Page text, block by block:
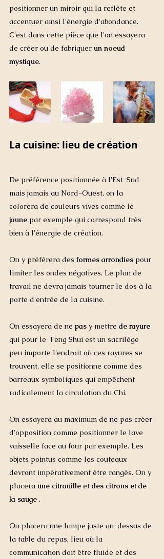
positionner un miroir qui la reflète et
accentuer ainsi l'énergie d'abondance.
C'est dans cette pièce que l'on essayera
de créer ou de fabriquer un noeud
mystique.
La cuisine: lieu de création
De préférence positionnée à l'Est-Sud
mais jamais au Nord-Ouest, on la
colorera de couleurs vives comme le
jaune par exemple qui correspond très
bien à l'énergie de création.
On y préférera des formes arrondies pour
limiter les ondes négatives. Le plan de
travail ne devra jamais tourner le dos à la
porte d'entrée de la cuisine.
On essayera de ne pas y mettre de rayure
qui pour le  Feng Shui est un sacrilège
peu importe l'endroit où ces rayures se
trouvent, elle se positionne comme des
barreaux symboliques qui empêchent
radicalement la circulation du Chi.
On essayera au maximum de ne pas créer
d'opposition comme positionner le lave
vaisselle face au four par exemple. Les
objets pointus comme les couteaux
devront impérativement être rangés. On y
placera une citrouille et des citrons et de
la sauge .
On placera une lampe juste au-dessus de
la table du repas, lieu où la
communication doit être fluide et des